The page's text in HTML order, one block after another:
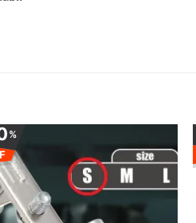
%
Adauga
favorite